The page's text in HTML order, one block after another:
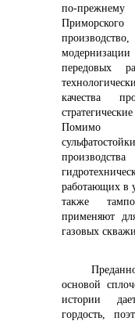
по-
передовых
качества
Помимо
работающих в
также
применяют
газовых
основой
истории
гордость,